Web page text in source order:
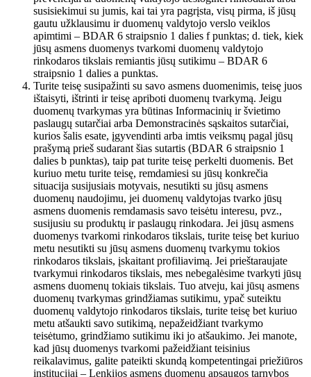
susisiekimui su jumis, kai tai yra pagrįsta, visų pirma, iš jūsų
gautu užklausimu ir duomenų valdytojo verslo veiklos
apimtimi – BDAR 6 straipsnio 1 dalies f punktas; d. tiek, kiek
jūsų asmens duomenys tvarkomi duomenų valdytojo
rinkodaros tikslais remiantis jūsų sutikimu – BDAR 6
straipsnio 1 dalies a punktas.
Turite teisę susipažinti su savo asmens duomenimis, teisę juos
ištaisyti, ištrinti ir teisę apriboti duomenų tvarkymą. Jeigu
duomenų tvarkymas yra būtinas Informacinių ir švietimo
paslaugų sutarčiai arba Demonstracinės sąskaitos sutarčiai,
kurios šalis esate, įgyvendinti arba imtis veiksmų pagal jūsų
prašymą prieš sudarant šias sutartis (BDAR 6 straipsnio 1
dalies b punktas), taip pat turite teisę perkelti duomenis. Bet
kuriuo metu turite teisę, remdamiesi su jūsų konkrečia
situacija susijusiais motyvais, nesutikti su jūsų asmens
duomenų naudojimu, jei duomenų valdytojas tvarko jūsų
asmens duomenis remdamasis savo teisėtu interesu, pvz.,
susijusiu su produktų ir paslaugų rinkodara. Jei jūsų asmens
duomenys tvarkomi rinkodaros tikslais, turite teisę bet kuriuo
metu nesutikti su jūsų asmens duomenų tvarkymu tokios
rinkodaros tikslais, įskaitant profiliavimą. Jei prieštaraujate
tvarkymui rinkodaros tikslais, mes nebegalėsime tvarkyti jūsų
asmens duomenų tokiais tikslais. Tuo atveju, kai jūsų asmens
duomenų tvarkymas grindžiamas sutikimu, ypač suteiktu
duomenų valdytojo rinkodaros tikslais, turite teisę bet kuriuo
metu atšaukti savo sutikimą, nepažeidžiant tvarkymo
teisėtumo, grindžiamo sutikimu iki jo atšaukimo. Jei manote,
kad jūsų duomenys tvarkomi pažeidžiant teisinius
reikalavimus, galite pateikti skundą kompetentingai priežiūros
institucijai – Lenkijos asmens duomenų apsaugos tarnybos